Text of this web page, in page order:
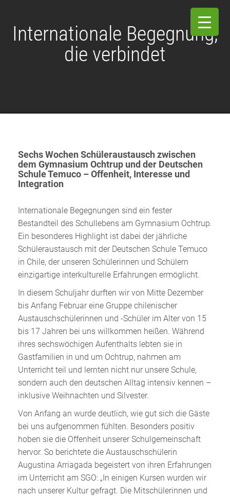
Internationale Begegnung,
die verbindet
Sechs Wochen Schüleraustausch zwischen
dem Gymnasium Ochtrup und der Deutschen
Schule Temuco – Offenheit, Interesse und
Integration
Internationale Begegnungen sind ein fester
Bestandteil des Schullebens am Gymnasium Ochtrup.
Ein besonderes Highlight ist dabei der jährliche
Schüleraustausch mit der Deutschen Schule Temuco
in Chile, der unseren Schülerinnen und Schülern
einzigartige interkulturelle Erfahrungen ermöglicht.
In diesem Schuljahr durften wir von Mitte Dezember
bis Anfang Februar eine Gruppe chilenischer
Austauschschülerinnen und -Schüler im Alter von 15
bis 17 Jahren bei uns willkommen heißen. Während
ihres sechswöchigen Aufenthalts lebten sie in
Gastfamilien in und um Ochtrup, nahmen am
Unterricht teil und lernten nicht nur unsere Schule,
sondern auch den deutschen Alltag intensiv kennen –
inklusive Weihnachten und Silvester.
Von Anfang an wurde deutlich, wie gut sich die Gäste
bei uns aufgenommen fühlten. Besonders positiv
hoben sie die Offenheit unserer Schulgemeinschaft
hervor. So berichtete die Austauschschülerin
Augustina Arriagada begeistert von ihren Erfahrungen
im Unterricht am SGO: „In einigen Kursen wurden wir
nach unserer Kultur gefragt. Die Mitschülerinnen und